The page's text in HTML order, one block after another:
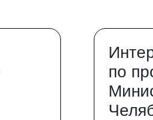
по